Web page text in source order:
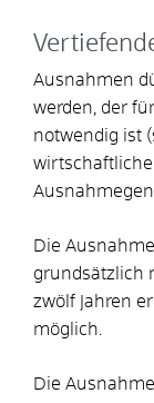
Ausnahmen
werden, der
notwendig ist
Die
grundsätzlich
zwölf Jahren
möglich.
Die